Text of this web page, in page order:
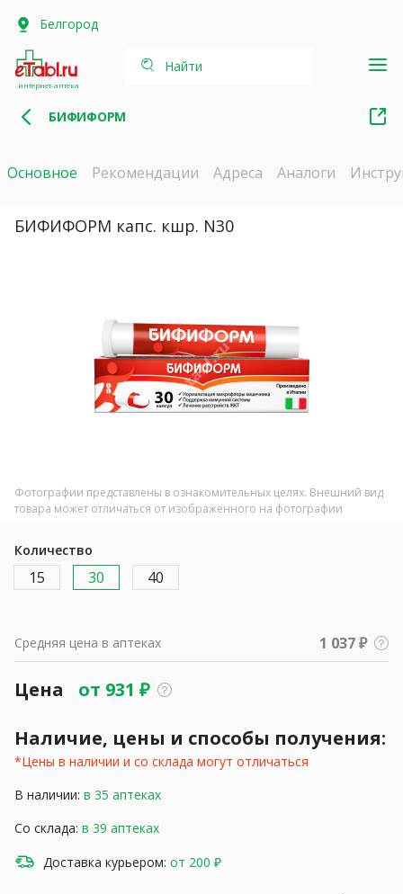
Белгород
интернет-аптека
Найти
БИФИФОРМ
Основное Рекомендации Адреса Аналоги
БИФИФОРМ капс. кшр. N30
Фотографии представлены в ознакомительных целях. Внешний вид
товара может отличаться от изображенного на фотографии
Количество
15 30 40
Средняя цена в аптеках 1 037 ₽
Цена от 931 ₽
Наличие, цены и способы получения:
*Цены в наличии и со склада могут отличаться
В наличии: в 35 аптеках
Со склада: в 39 аптеках
Доставка курьером: от 200 ₽